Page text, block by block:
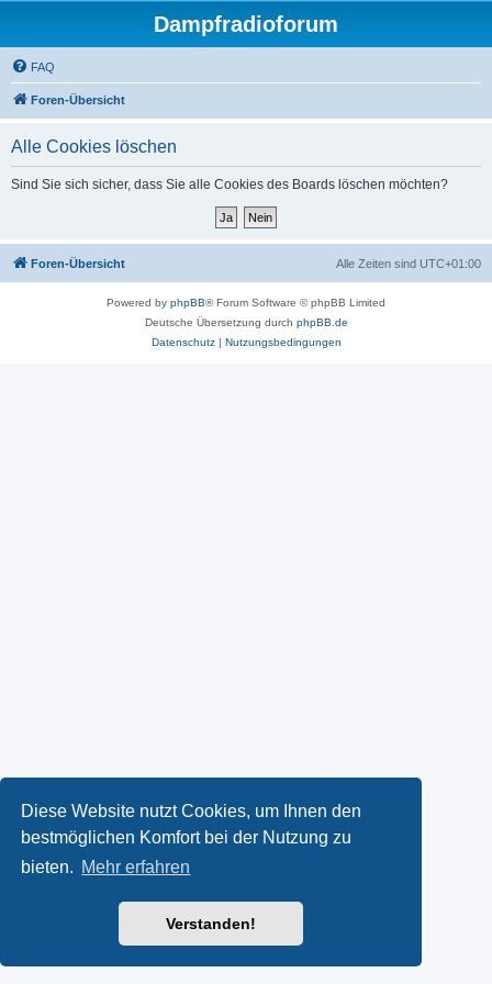
Diese Website nutzt Cookies, um Ihnen den
bestmöglichen Komfort bei der Nutzung zu
bieten. Mehr erfahren
Verstanden!
Dampfradioforum
FAQ
Foren-Übersicht
Alle Cookies löschen
Sind Sie sich sicher, dass Sie alle Cookies des Boards löschen möchten?
Foren-Übersicht Alle Zeiten sind UTC+01:00
Powered by phpBB® Forum Software © phpBB Limited
Deutsche Übersetzung durch phpBB.de
Datenschutz| Nutzungsbedingungen